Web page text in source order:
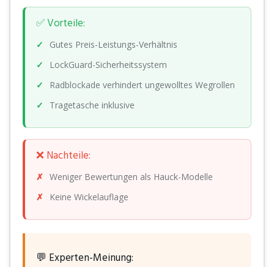
✅ Vorteile:
Gutes Preis-Leistungs-Verhältnis
LockGuard-Sicherheitssystem
Radblockade verhindert ungewolltes Wegrollen
Tragetasche inklusive
❌ Nachteile:
Weniger Bewertungen als Hauck-Modelle
Keine Wickelauflage
💬 Experten-Meinung: